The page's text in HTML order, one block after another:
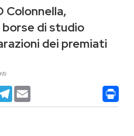
Colonnella,
di studio
dei premiati
Telegram